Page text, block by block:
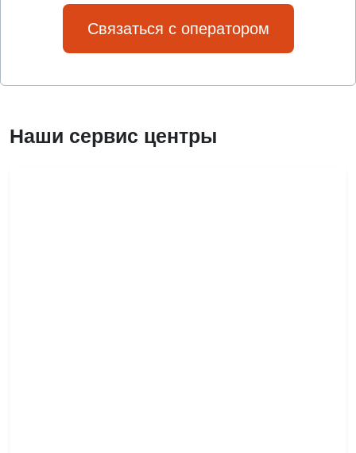
Связаться с оператором
Наши сервис центры